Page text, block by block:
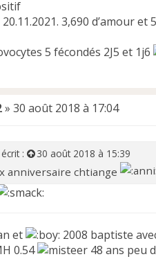
3,690 d’amour et
5 fécondés 2J5 et 1j6
» 30 août 2018 à 17:04
: 30 août 2018 à 15:39
anniversaire chtiange
et 2008 baptiste
0.54
48 ans peu